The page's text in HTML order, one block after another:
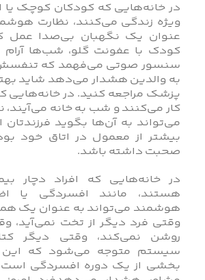
در خانه‌هایی که کودکان کوچک یا
ویژه زندگی می‌کنند، نظارت
عنوان یک نگهبان بی‌صدا عمل
کودک با عفونت گلو، شب‌ها آرام
سنسور صوتی می‌فهمد که تنفسش
به والدین هشدار می‌دهد شاید
پزشک مراجعه کنید. در خانه‌هایی
کار می‌کنند و شب به خانه
بیشتر از معمول در اتاق خود
صحبت داشته باشد.
در خانه‌هایی که افراد دچار
هستند، مانند افسردگی یا
هوشمند می‌تواند به عنوان یک
وقتی فرد دیگر از تخت نمی‌آید،
روشن نمی‌کند، وقتی دیگر
سیستم متوجه می‌شود که این
بخشی از یک دوره افسردگی